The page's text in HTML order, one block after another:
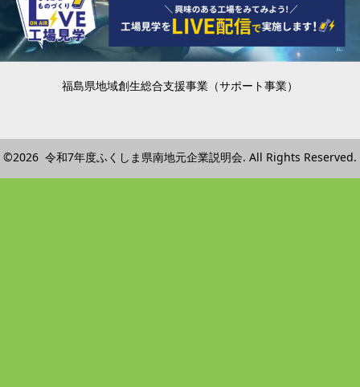
福島県地域創生総合支援事業（サポート事業）
©2026 令和7年度ふくしま県南地元企業説明会. All Rights Reserved.